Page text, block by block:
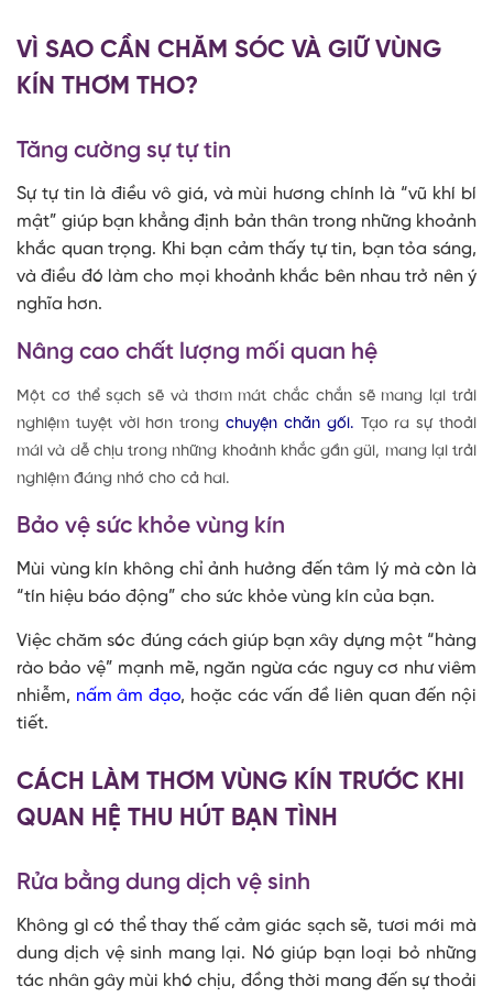
VÌ SAO CẦN CHĂM SÓC VÀ GIỮ VÙNG
KÍN THƠM THO?
Tăng cường sự tự tin
Sự tự tin là điều vô giá, và mùi hương chính là “vũ khí bí
mật” giúp bạn khẳng định bản thân trong những khoảnh
khắc quan trọng. Khi bạn cảm thấy tự tin, bạn tỏa sáng,
và điều đó làm cho mọi khoảnh khắc bên nhau trở nên ý
nghĩa hơn.
Nâng cao chất lượng mối quan hệ
Một cơ thể sạch sẽ và thơm mát chắc chắn sẽ mang lại trải
nghiệm tuyệt vời hơn trongchuyện chăn gối. Tạo ra sự thoải
mái và dễ chịu trong những khoảnh khắc gần gũi, mang lại trải
nghiệm đáng nhớ cho cả hai.
Bảo vệ sức khỏe vùng kín
Mùi vùng kín không chỉ ảnh hưởng đến tâm lý mà còn là
“tín hiệu báo động” cho sức khỏe vùng kín của bạn.
Việc chăm sóc đúng cách giúp bạn xây dựng một “hàng
rào bảo vệ” mạnh mẽ, ngăn ngừa các nguy cơ như viêm
nhiễm, nấm âm đạo, hoặc các vấn đề liên quan đến nội
tiết.
CÁCH LÀM THƠM VÙNG KÍN TRƯỚC KHI
QUAN HỆ THU HÚT BẠN TÌNH
Rửa bằng dung dịch vệ sinh
Không gì có thể thay thế cảm giác sạch sẽ, tươi mới mà
dung dịch vệ sinh mang lại. Nó giúp bạn loại bỏ những
tác nhân gây mùi khó chịu, đồng thời mang đến sự thoải